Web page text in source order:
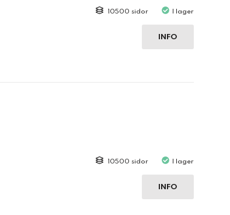
10500 sidor I lager
INFO
10500 sidor I lager
INFO